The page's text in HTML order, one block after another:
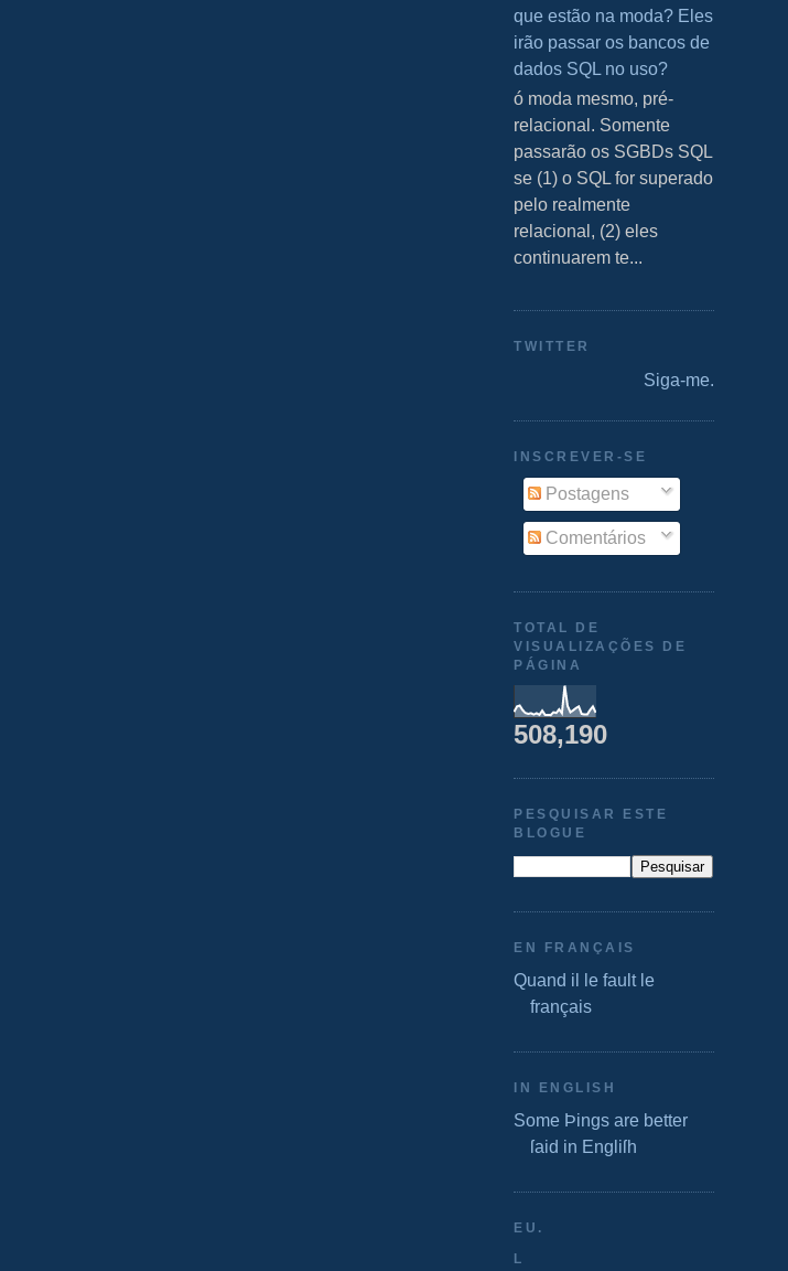
que estão na moda? Eles
irão passar os bancos de
dados SQL no uso?
S ó moda mesmo, pré-
relacional. Somente
passarão os SGBDs SQL
se (1) o SQL for superado
pelo realmente
relacional, (2) eles
continuarem te...
TWITTER
Siga-me.
INSCREVER-SE
Postagens
Comentários
TOTAL DE
VISUALIZAÇÕES DE
PÁGINA
508,190
PESQUISAR ESTE
BLOGUE
EN FRANÇAIS
Quand il le fault le
français
IN ENGLISH
Some Þings are better
ſaid in Engliſh
EU.
L